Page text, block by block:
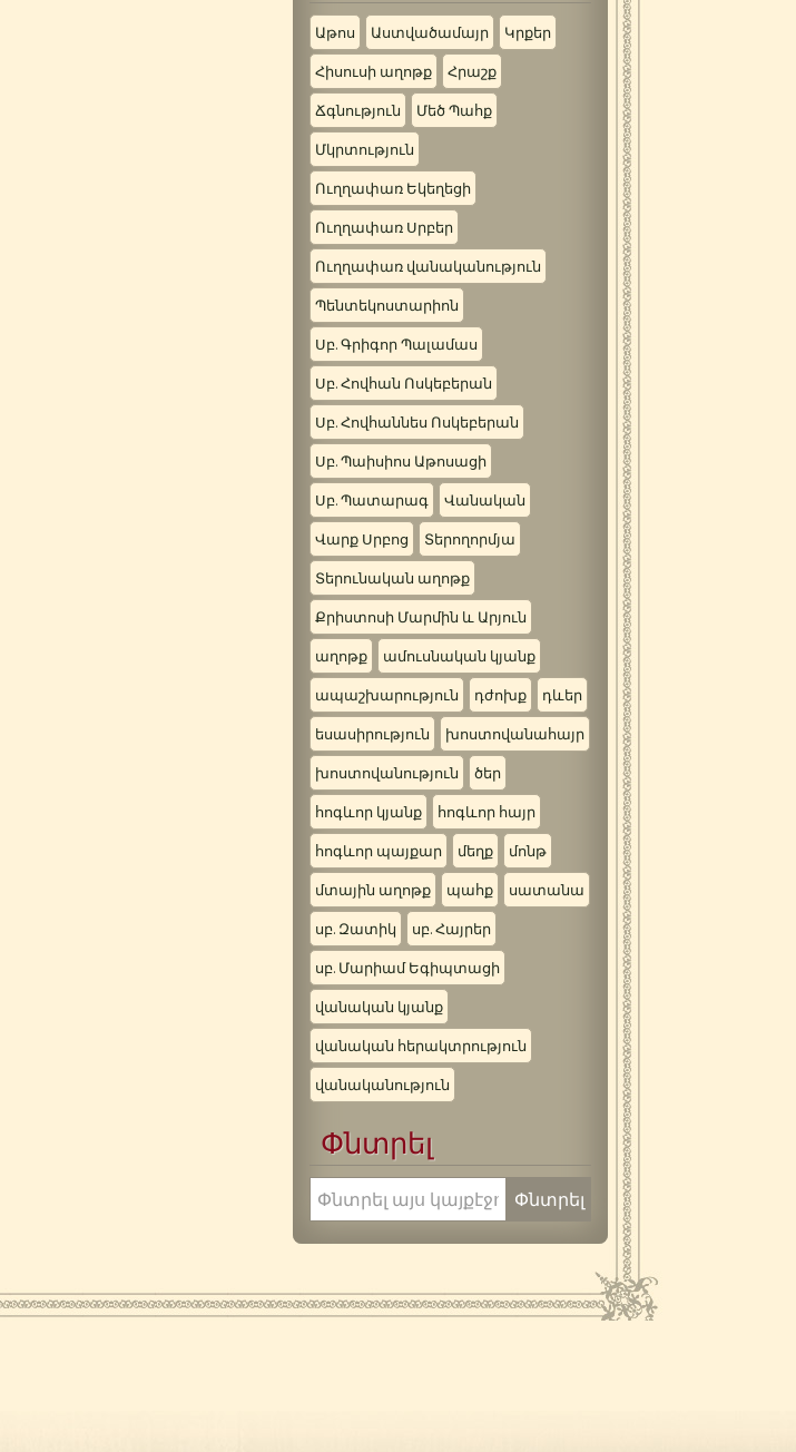
Աթոս Աստվածամայր Կրքեր
Հիսուսի աղոթք Հրաշք
Ճգնություն Մեծ Պահք
Մկրտություն
Ուղղափառ Եկեղեցի
Ուղղափառ Սրբեր
Ուղղափառ վանականություն
Պենտեկոստարիոն
Սբ. Գրիգոր Պալամաս
Սբ. Հովհան Ոսկեբերան
Սբ. Հովհաննես Ոսկեբերան
Սբ. Պաիսիոս Աթոսացի
Սբ. Պատարագ Վանական
Վարք Սրբոց Տերողորմյա
Տերունական աղոթք
Քրիստոսի Մարմին և Արյուն
աղոթք ամուսնական կյանք
ապաշխարություն դժոխք դևեր
եսասիրություն խոստովանահայր
խոստովանություն ծեր
հոգևոր կյանք հոգևոր հայր
հոգևոր պայքար մեղք մոնթ
մտային աղոթք պահք սատանա
սբ. Զատիկ սբ. Հայրեր
սբ. Մարիամ Եգիպտացի
վանական կյանք
վանական հերակտրություն
վանականություն
Փնտրել